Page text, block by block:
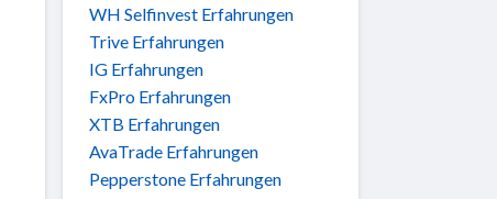
WH Selfinvest Erfahrungen
Trive Erfahrungen
IG Erfahrungen
FxPro Erfahrungen
XTB Erfahrungen
AvaTrade Erfahrungen
Pepperstone Erfahrungen